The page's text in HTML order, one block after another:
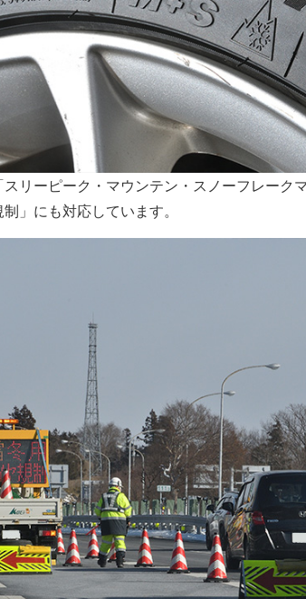
リーピーク・マウンテン・スノーフレーク
」にも対応しています。